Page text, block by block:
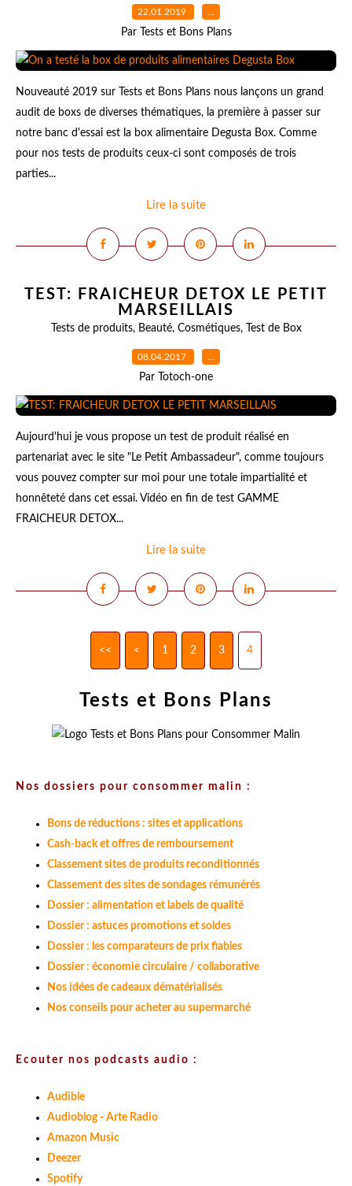
22.01.2019 …
Par Tests et Bons Plans
Nouveauté 2019 sur Tests et Bons Plans nous lançons un grand
audit de boxs de diverses thématiques, la première à passer sur
notre banc d'essai est la box alimentaire Degusta Box. Comme
pour nos tests de produits ceux-ci sont composés de trois
parties...
Lire la suite
TEST: FRAICHEUR DETOX LE PETIT
MARSEILLAIS
Tests de produits, Beauté, Cosmétiques, Test de Box
08.04.2017 …
Par Totoch-one
Aujourd'hui je vous propose un test de produit réalisé en
partenariat avec le site "Le Petit Ambassadeur", comme toujours
vous pouvez compter sur moi pour une totale impartialité et
honnêteté dans cet essai. Vidéo en fin de test GAMME
FRAICHEUR DETOX...
Lire la suite
<< < 1 2 3 4
Tests et Bons Plans
Nos dossiers pour consommer malin :
Bons de réductions : sites et applications
Cash-back et offres de remboursement
Classement sites de produits reconditionnés
Classement des sites de sondages rémunérés
Dossier : alimentation et labels de qualité
Dossier : astuces promotions et soldes
Dossier : les comparateurs de prix fiables
Dossier : économie circulaire / collaborative
Nos idées de cadeaux dématérialisés
Nos conseils pour acheter au supermarché
Ecouter nos podcasts audio :
Audible
Audioblog - Arte Radio
Amazon Music
Deezer
Spotify